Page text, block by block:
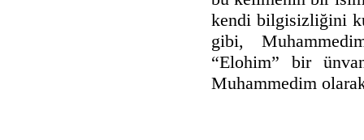
kendi bilgisizliğini
gibi,
“Elohim” bir
Muhammedim